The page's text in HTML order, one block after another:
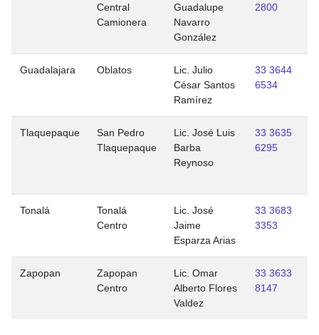
Central
Camionera
Guadalupe
Navarro
González
2800
Guadalajara Oblatos
Lic. Julio
César Santos
Ramírez
33 3644
6534
Tlaquepaque
San Pedro
Tlaquepaque
Lic. José Luis
Barba
Reynoso
33 3635
6295
Tonalá
Tonalá
Centro
Lic. José
Jaime
Esparza Arias
33 3683
3353
Zapopan
Zapopan
Centro
Lic. Omar
Alberto Flores
Valdez
33 3633
8147